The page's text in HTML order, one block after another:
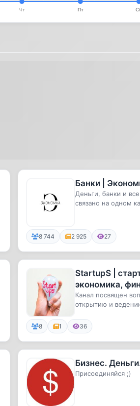
Банки |
Деньги, банки и
связано на одном
8 744 2 925 27
StartupS |
экономика,
управление,
онлайн,
Канал посвящен
открытию и
грамотность...
8 1 36
Бизнес.
Присоединяйся ;)